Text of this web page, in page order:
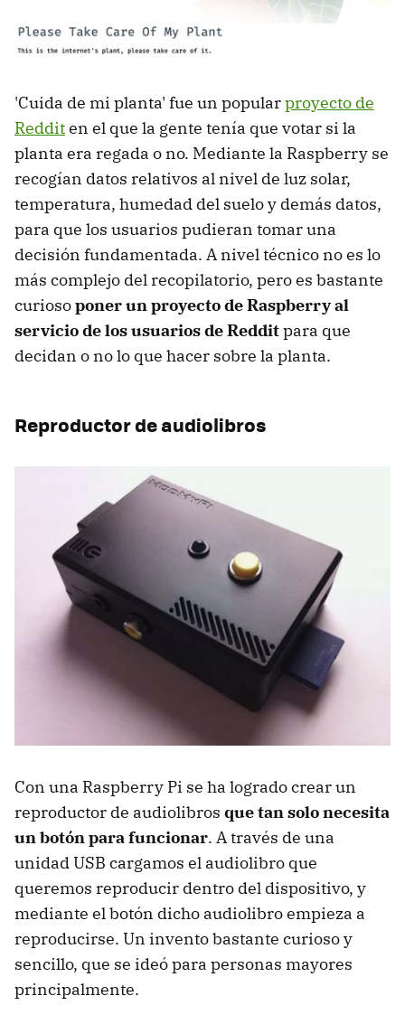
'Cuida de mi planta' fue un popularproyecto de
Redditen el que la gente tenía que votar si la
planta era regada o no. Mediante la Raspberry se
recogían datos relativos al nivel de luz solar,
temperatura, humedad del suelo y demás datos,
para que los usuarios pudieran tomar una
decisión fundamentada. A nivel técnico no es lo
más complejo del recopilatorio, pero es bastante
curiosoponer un proyecto de Raspberry al
servicio de los usuarios de Redditpara que
decidan o no lo que hacer sobre la planta.
Reproductor de audiolibros
Con una Raspberry Pi se ha logrado crear un
reproductor de audiolibros que tan solo necesita
un botón para funcionar. A través de una
unidad USB cargamos el audiolibro que
queremos reproducir dentro del dispositivo, y
mediante el botón dicho audiolibro empieza a
reproducirse. Un invento bastante curioso y
sencillo, que se ideó para personas mayores
principalmente.